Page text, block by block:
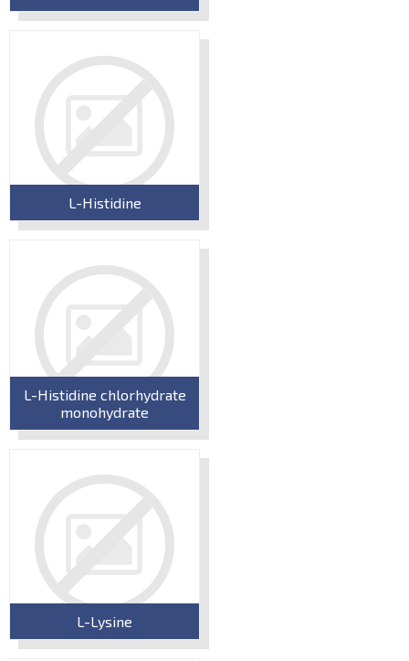
L-Histidine
L-Histidine chlorhydrate
monohydrate
L-Lysine